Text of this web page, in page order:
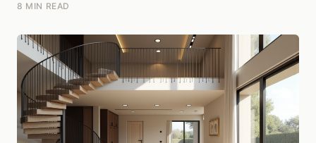
8 MIN READ